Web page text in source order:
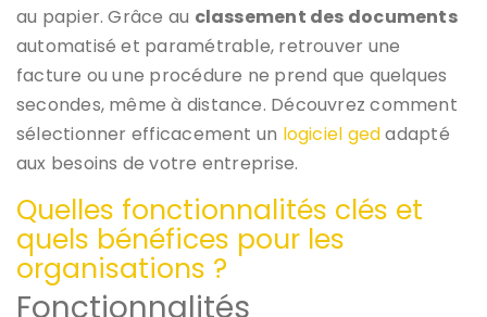
au papier. Grâce au classement des documents
automatisé et paramétrable, retrouver une
facture ou une procédure ne prend que quelques
secondes, même à distance. Découvrez comment
sélectionner efficacement un logiciel gedadapté
aux besoins de votre entreprise.
Quelles fonctionnalités clés et
quels bénéfices pour les
organisations ?
Fonctionnalités